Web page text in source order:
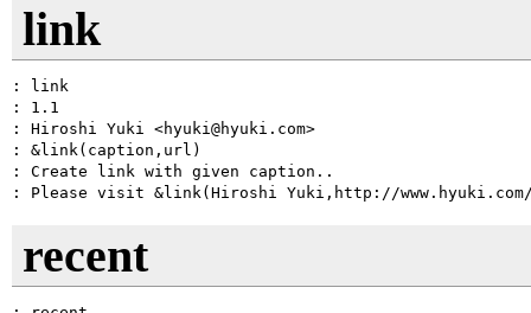
link
: link
: 1.1
: Hiroshi Yuki <hyuki@hyuki.com>
: &link(caption,url)
: Create link with given caption..
recent